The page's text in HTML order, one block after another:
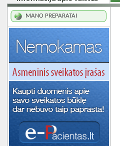
MANO PREPARATAI